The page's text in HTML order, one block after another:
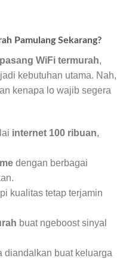
Pamulang Sekarang?
pasang WiFi termurah,
kebutuhan utama. Nah,
kenapa lo wajib segera
internet 100 ribuan,
dengan berbagai
kualitas tetap terjamin
buat ngeboost sinyal
diandalkan buat keluarga